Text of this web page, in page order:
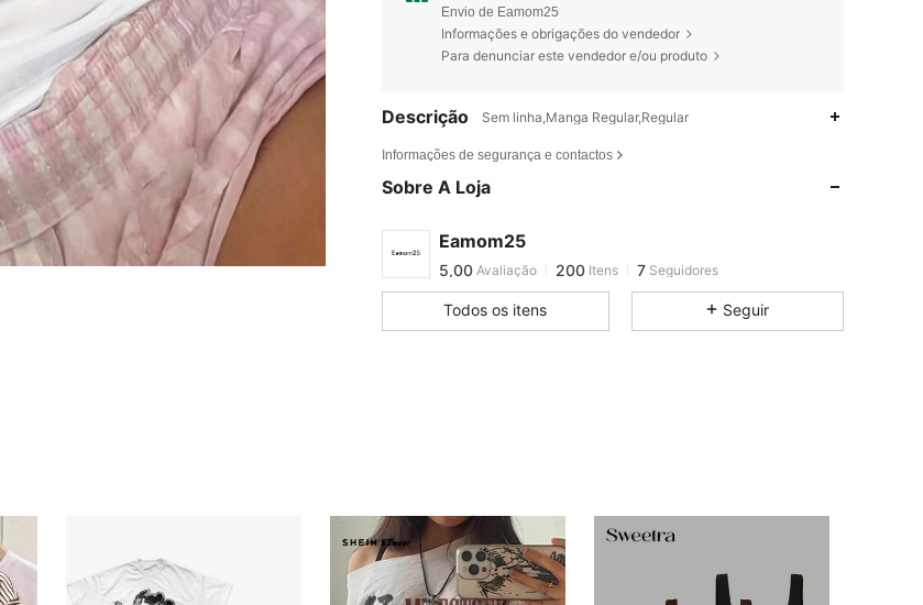
Envio de Eamom25
Informações e obrigações do vendedor
Para denunciar este vendedor e/ou produto
Descrição Sem linha,Manga Regular,Regular
Informações de segurança e contactos
Sobre A Loja
Eamom25
5,00 Avaliação 200 Itens 7 Seguidores
seguiu
Todos os itens Seguir